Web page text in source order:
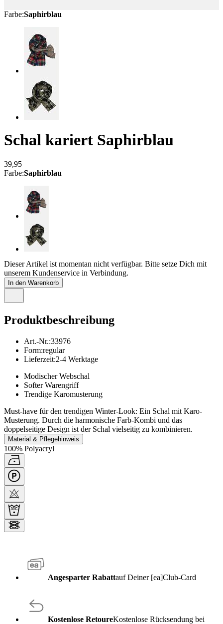
Farbe:Saphirblau
Schal kariert Saphirblau
39,95
Farbe:Saphirblau
Dieser Artikel ist momentan nicht verfügbar. Bitte setze Dich mit
unserem Kundenservice in Verbindung.
In den Warenkorb
Produktbeschreibung
Art.-Nr.:33976
Form:regular
Lieferzeit:2-4 Werktage
Modischer Webschal
Softer Warengriff
Trendige Karomusterung
Must-have für den trendigen Winter-Look: Ein Schal mit Karo-
Musterung. Durch die harmonische Farb-Kombi und das
doppelseitige Design ist der Schal vielseitig zu kombinieren.
Material & Pflegehinweis
100% Polyacryl
Angesparter Rabattauf Deiner [ea]Club-Card
Kostenlose RetoureKostenlose Rücksendung bei